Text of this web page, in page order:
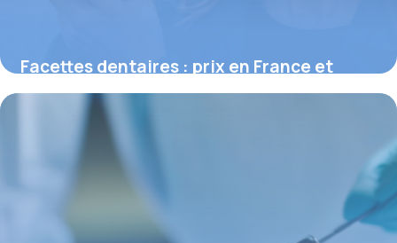
Facettes dentaires : prix en France et
conseils pour un sourire amélioré